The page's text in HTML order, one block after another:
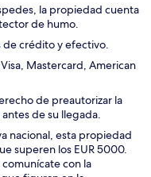
la propiedad cuenta
de humo.
de crédito y efectivo.
Mastercard, American
de preautorizar la
de su llegada.
nacional, esta propiedad
superen los EUR 5000.
con la